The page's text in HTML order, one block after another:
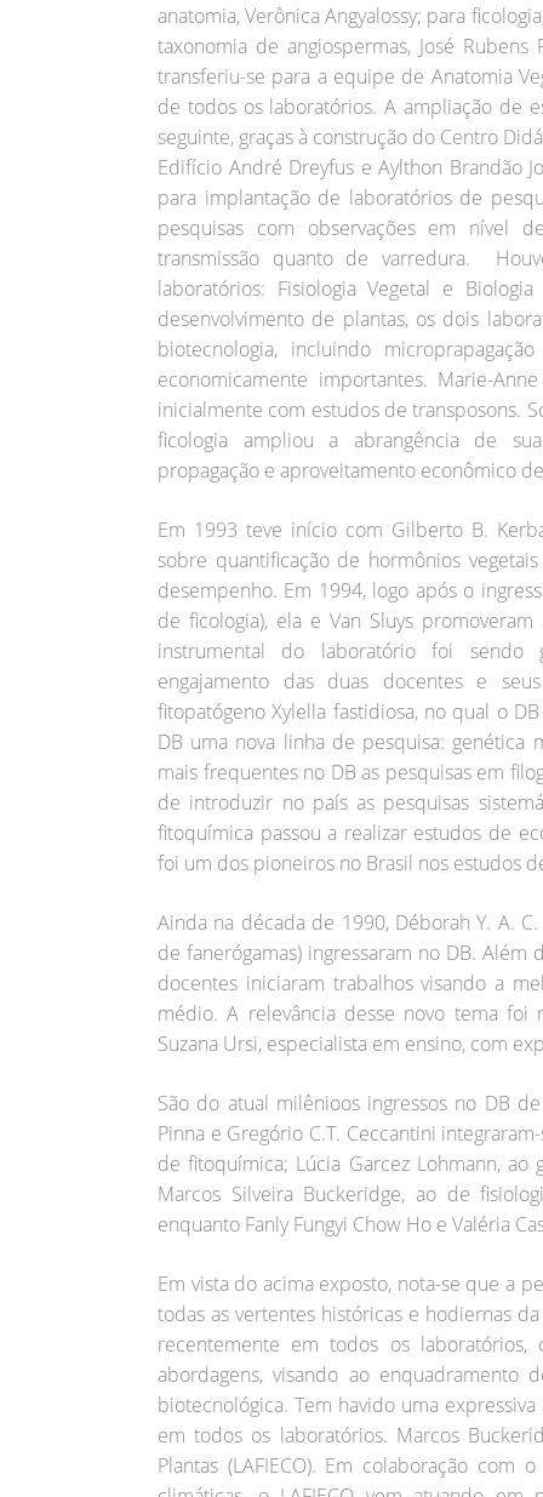
anatomia, Verônica Angyalossy; para
taxonomia de angiospermas, José
transferiu-se para a equipe de Anatomia
de todos os laboratórios. A ampliação de
seguinte, graças à construção do Centro
Edifício André Dreyfus e Aylthon Brandão
para implantação de laboratórios de
pesquisas com observações em nível
transmissão quanto de varredura.
laboratórios: Fisiologia Vegetal e
desenvolvimento de plantas, os dois
biotecnologia, incluindo
economicamente importantes. Marie-
inicialmente com estudos de transposons.
ficologia ampliou a abrangência de
propagação e aproveitamento econômico
Em 1993 teve início com Gilberto B.
sobre quantificação de hormônios
desempenho. Em 1994, logo após o
de ficologia), ela e Van Sluys
instrumental do laboratório foi sendo
engajamento das duas docentes e
fitopatógeno Xylella fastidiosa, no qual o
DB uma nova linha de pesquisa: genética
mais frequentes no DB as pesquisas em
de introduzir no país as pesquisas
fitoquímica passou a realizar estudos de
foi um dos pioneiros no Brasil nos estudos
Ainda na década de 1990, Déborah Y. A.
de fanerógamas) ingressaram no DB. Além
docentes iniciaram trabalhos visando a
médio. A relevância desse novo tema
Suzana Ursi, especialista em ensino, com
São do atual milênioos ingressos no DB
Pinna e Gregório C.T. Ceccantini
de fitoquímica; Lúcia Garcez Lohmann,
Marcos Silveira Buckeridge, ao de
enquanto Fanly Fungyi Chow Ho e Valéria
Em vista do acima exposto, nota-se que a
todas as vertentes históricas e hodiernas
recentemente em todos os
abordagens, visando ao enquadramento
biotecnológica. Tem havido uma
em todos os laboratórios. Marcos
Plantas (LAFIECO). Em colaboração